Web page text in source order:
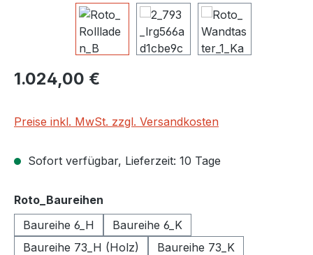
Regulärer Preis:
1.024,00 €
Preise inkl. MwSt. zzgl. Versandkosten
Sofort verfügbar, Lieferzeit: 10 Tage
Roto_Baureihen
Baureihe 6_H
Baureihe 6_K
Baureihe 73_H (Holz)
Baureihe 73_K